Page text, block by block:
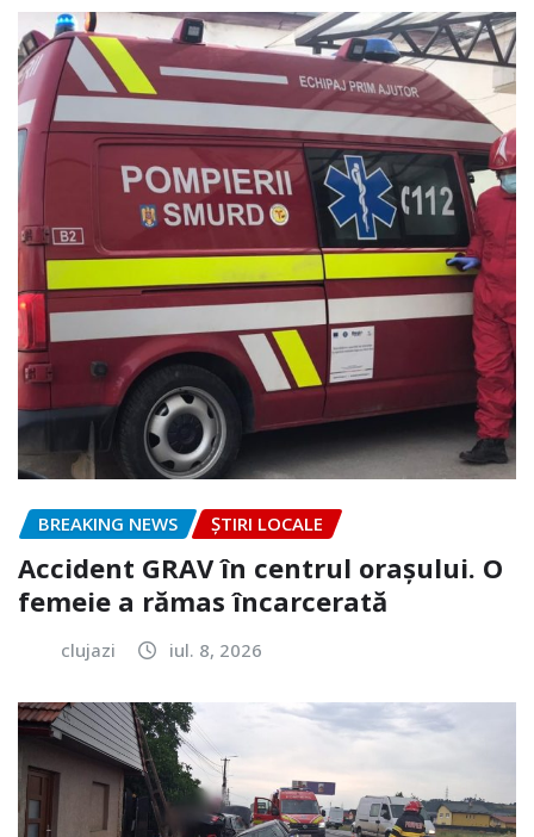
BREAKING NEWS ȘTIRI LOCALE
Accident GRAV în centrul orașului. O
femeie a rămas încarcerată
clujazi iul. 8, 2026